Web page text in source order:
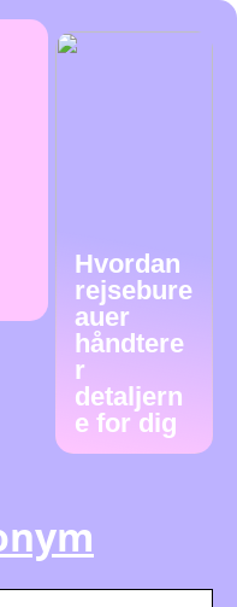
Hvordan
rejsebure
auer
håndtere
r
detaljern
e for dig